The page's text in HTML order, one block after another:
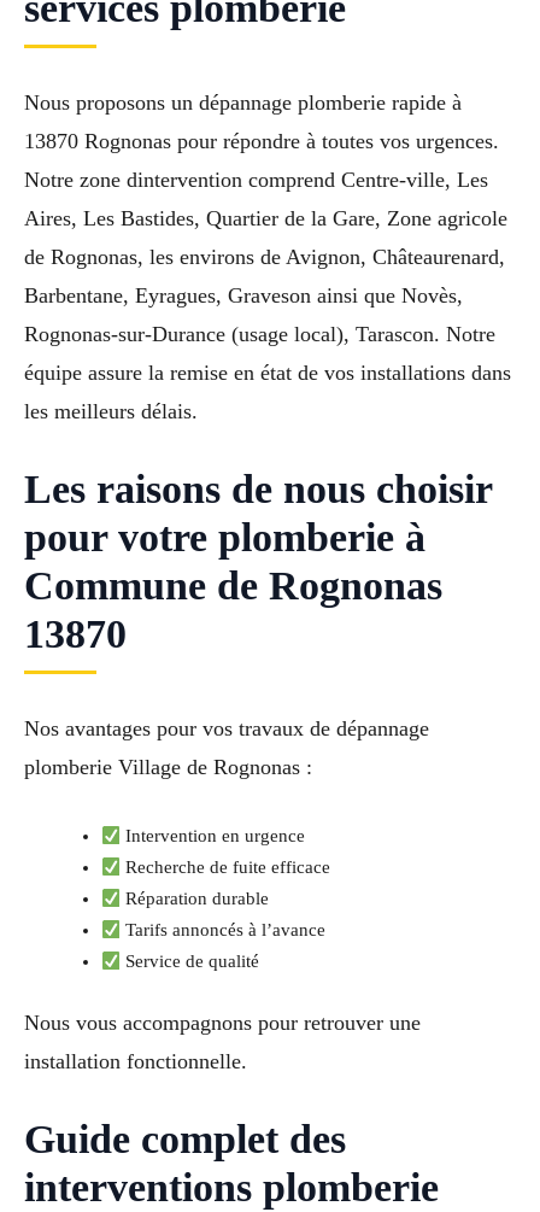
Nous proposons un dépannage plomberie rapide à
13870 Rognonas pour répondre à toutes vos urgences.
Notre zone dintervention comprend Centre-ville, Les
Aires, Les Bastides, Quartier de la Gare, Zone agricole
de Rognonas, les environs de Avignon, Châteaurenard,
Barbentane, Eyragues, Graveson ainsi que Novès,
Rognonas-sur-Durance (usage local), Tarascon. Notre
équipe assure la remise en état de vos installations dans
les meilleurs délais.
Les raisons de nous choisir
pour votre plomberie à
Commune de Rognonas
13870
Nos avantages pour vos travaux de dépannage
plomberie Village de Rognonas :
Intervention en urgence
Recherche de fuite efficace
Réparation durable
Tarifs annoncés à l’avance
Service de qualité
Nous vous accompagnons pour retrouver une
installation fonctionnelle.
Guide complet des
interventions plomberie